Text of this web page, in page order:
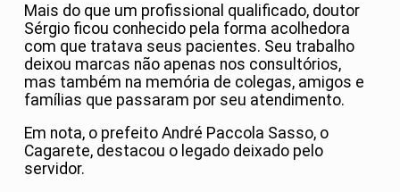
Mais do que um profissional qualificado, doutor
Sérgio ficou conhecido pela forma acolhedora
com que tratava seus pacientes. Seu trabalho
deixou marcas não apenas nos consultórios,
mas também na memória de colegas, amigos e
famílias que passaram por seu atendimento.
Em nota, o prefeito André Paccola Sasso, o
Cagarete, destacou o legado deixado pelo
servidor.